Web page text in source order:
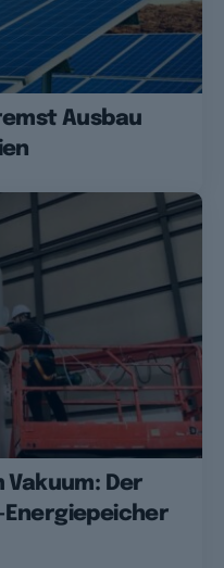
Ausbau
Vakuum: Der